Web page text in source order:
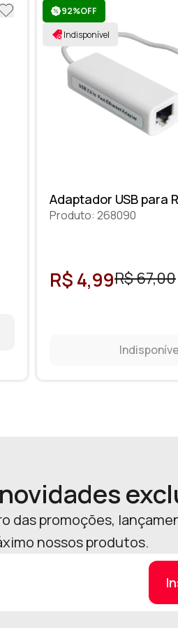
92%OFF
Indisponível
Adaptador USB para
Produto: 268090
R$ 4,99R$ 67,00
das promoções,
nossos produtos.